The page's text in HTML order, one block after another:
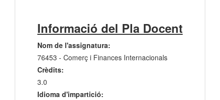
Informació del Pla Docent
Nom de l'assignatura:
76453 - Comerç i Finances Internacionals
Crèdits:
3.0
Idioma d'impartició: